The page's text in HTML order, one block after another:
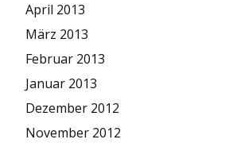
April 2013
März 2013
Februar 2013
Januar 2013
Dezember 2012
November 2012